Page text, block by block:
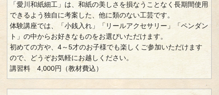
「愛川和紙細工」は、和紙の美しさを損なうことなく長期間使用
できるよう独自に考案した、他に類のない工芸です。
体験講座では、「小銭入れ」「リールアクセサリー」「ペンダン
ト」の中からお好きなものをお選びいただけます。
初めての方や、4～5才のお子様でも楽しくご参加いただけます
ので、どうぞお気軽にお越しください。
講習料 4,000円（教材費込）